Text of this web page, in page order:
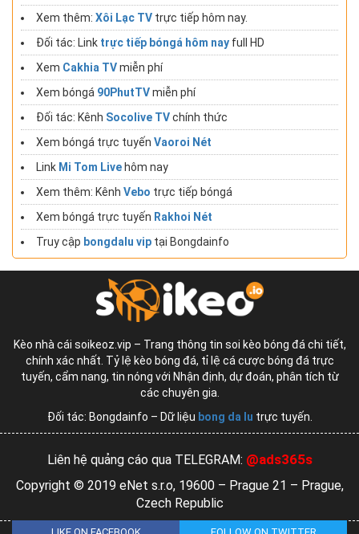
Xem thêm: Xôi Lạc TV trực tiếp hôm nay.
Đối tác: Link trực tiếp bóngá hôm nay full HD
Xem Cakhia TVmiễn phí
Xem bóngá 90PhutTVmiễn phí
Đối tác: Kênh Socolive TVchính thức
Xem bóngá trực tuyến Vaoroi Nét
Link Mi Tom Livehôm nay
Xem thêm: Kênh Vebo trực tiếp bóngá
Xem bóngá trực tuyến Rakhoi Nét
Truy cập bongdalu vip tại Bongdainfo
Kèo nhà cái soikeoz.vip – Trang thông tin soi kèo bóng đá chi tiết,
chính xác nhất. Tỷ lệ kèo bóng đá, tỉ lệ cá cược bóng đá trực
tuyến, cẩm nang, tin nóng với Nhận định, dự đoán, phân tích từ
các chuyên gia.
Đối tác: Bongdainfo – Dữ liệu bong da lu trực tuyến.
Liên hệ quảng cáo qua TELEGRAM: @ads365s
Copyright © 2019 eNet s.r.o, 19600 – Prague 21 – Prague,
Czech Republic